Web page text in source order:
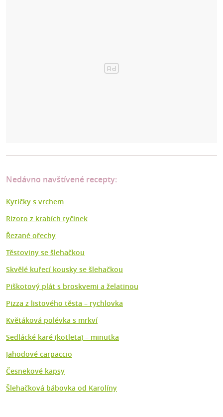
Nedávno navštívené recepty:
Kytičky s vrchem
Rizoto z krabích tyčinek
Řezané ořechy
Těstoviny se šlehačkou
Skvělé kuřecí kousky se šlehačkou
Piškotový plát s broskvemi a želatinou
Pizza z listového těsta – rychlovka
Květáková polévka s mrkví
Sedlácké karé (kotleta) – minutka
Jahodové carpaccio
Česnekové kapsy
Šlehačková bábovka od Karolíny